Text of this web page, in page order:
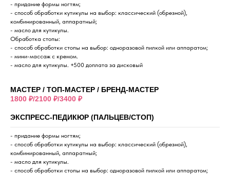
- придание формы ногтям;
- способ обработки кутикулы на выбор: классический (обрезной),
комбинированный, аппаратный;
- масло для кутикулы.
Обработка стопы:
- способ обработки стопы на выбор: одноразовой пилкой или аппаратом;
- мини-массаж с кремом.
- масло для кутикулы. +500 доплата за дисковый
МАСТЕР / ТОП-МАСТЕР / БРЕНД-МАСТЕР
1800 ₽/2100 ₽/3400 ₽
ЭКСПРЕСС-ПЕДИКЮР (ПАЛЬЦЕВ/СТОП)
- придание формы ногтям;
- способ обработки кутикулы на выбор: классический (обрезной),
комбинированный, аппаратный;
- масло для кутикулы.
- способ обработки стопы на выбор: одноразовой пилкой или аппаратом;